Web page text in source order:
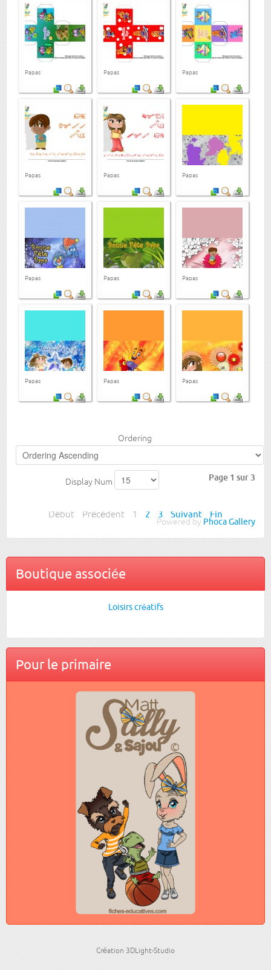
Papas Papas Papas
Papas Papas Papas
Papas Papas Papas
Papas Papas Papas
Ordering
Display Num Page 1 sur 3
Début Précédent 1 2 3 Suivant Fin
Powered by Phoca Gallery
Boutique associée
Loisirs créatifs
Pour le primaire
Création 3DLight-Studio